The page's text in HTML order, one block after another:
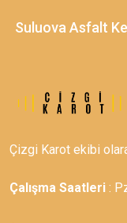
Suluova Asfalt
Çizgi Karot ekibi
Çalışma Saatleri :